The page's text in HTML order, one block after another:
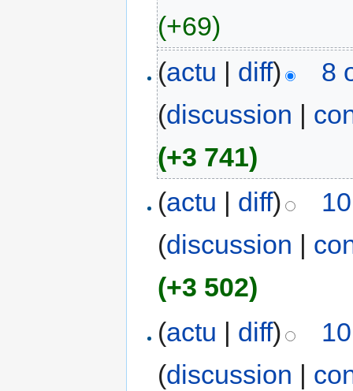
(+69)
(actu | diff)
8
(discussion |
(+3 741)
(actu | diff)
(discussion |
(+3 502)
(actu | diff)
(discussion |